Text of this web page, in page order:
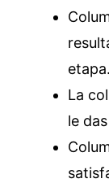
etapa.
La
le